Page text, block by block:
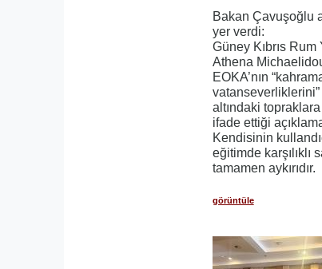
Bakan Çavuşoğlu
yer verdi:
Güney Kıbrıs
Athena
EOKA’nın
vatanseverliklerini”
altındaki topraklara
ifade ettiği
Kendisinin
eğitimde karşılıklı
tamamen aykırıdır.
görüntüle